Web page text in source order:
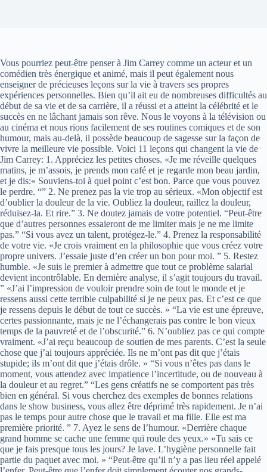
Vous pourriez peut-être penser à Jim Carrey comme un acteur et un
comédien très énergique et animé, mais il peut également nous
enseigner de précieuses leçons sur la vie à travers ses propres
expériences personnelles. Bien qu’il ait eu de nombreuses difficultés au
début de sa vie et de sa carrière, il a réussi et a atteint la célébrité et le
succès en ne lâchant jamais son rêve. Nous le voyons à la télévision ou
au cinéma et nous rions facilement de ses routines comiques et de son
humour, mais au-delà, il possède beaucoup de sagesse sur la façon de
vivre la meilleure vie possible. Voici 11 leçons qui changent la vie de
Jim Carrey: 1. Appréciez les petites choses. «Je me réveille quelques
matins, je m’assois, je prends mon café et je regarde mon beau jardin,
et je dis:« Souviens-toi à quel point c’est bon. Parce que vous pouvez
le perdre. “” 2. Ne prenez pas la vie trop au sérieux. «Mon objectif est
d’oublier la douleur de la vie. Oubliez la douleur, raillez la douleur,
réduisez-la. Et rire.” 3. Ne doutez jamais de votre potentiel. “Peut-être
que d’autres personnes essaieront de me limiter mais je ne me limite
pas.” “Si vous avez un talent, protégez-le.” 4. Prenez la responsabilité
de votre vie. «Je crois vraiment en la philosophie que vous créez votre
propre univers. J’essaie juste d’en créer un bon pour moi. ” 5. Restez
humble. «Je suis le premier à admettre que tout ce problème salarial
devient incontrôlable. En dernière analyse, il s’agit toujours du travail.
” «J’ai l’impression de vouloir prendre soin de tout le monde et je
ressens aussi cette terrible culpabilité si je ne peux pas. Et c’est ce que
je ressens depuis le début de tout ce succès. » “La vie est une épreuve,
certes passionnante, mais je ne l’échangerais pas contre le bon vieux
temps de la pauvreté et de l’obscurité.” 6. N’oubliez pas ce qui compte
vraiment. «J’ai reçu beaucoup de soutien de mes parents. C’est la seule
chose que j’ai toujours appréciée. Ils ne m’ont pas dit que j’étais
stupide; ils m’ont dit que j’étais drôle. » “Si vous n’êtes pas dans le
moment, vous attendez avec impatience l’incertitude, ou de nouveau à
la douleur et au regret.” “Les gens créatifs ne se comportent pas très
bien en général. Si vous cherchez des exemples de bonnes relations
dans le show business, vous allez être déprimé très rapidement. Je n’ai
pas le temps pour autre chose que le travail et ma fille. Elle est ma
première priorité. ” 7. Ayez le sens de l’humour. «Derrière chaque
grand homme se cache une femme qui roule des yeux.» «Tu sais ce
que je fais presque tous les jours? Je lave. L’hygiène personnelle fait
partie du paquet avec moi. » “Peut-être qu’il n’y a pas lieu réel appelé